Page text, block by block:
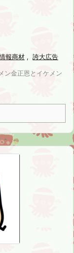
報商材 , 誇大広告
ン金正恩とイケメン